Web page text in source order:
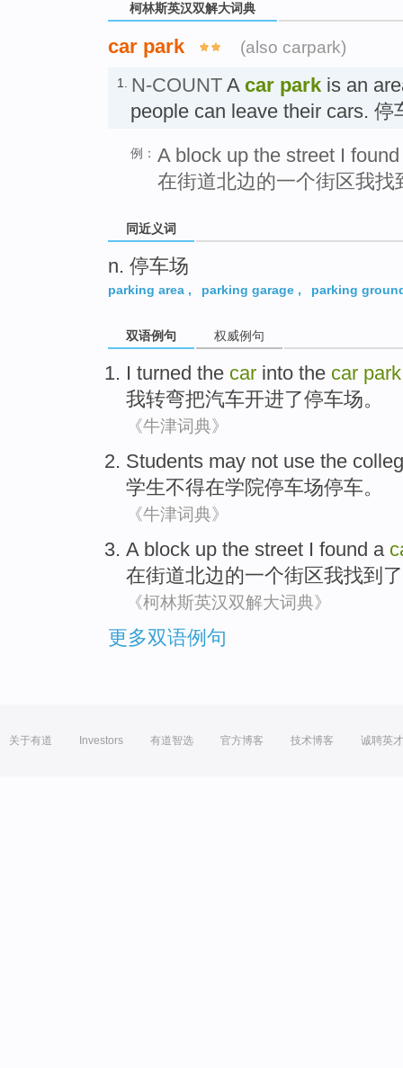
柯林斯英汉双解大词典
car park (also carpark)
1. N-COUNT A car park is an
people can leave their cars.
例： A block up the street I
在街道北边的一个街区我找
同近义词
n. 停车场
parking area , parking garage , parking
双语例句 权威例句
I turned the car into the car park
我转弯把汽车开进了停车场。
《牛津词典》
Students may not use the
学生不得在学院停车场停车。
《牛津词典》
A block up the street I found a
在街道北边的一个街区我找到了
《柯林斯英汉双解大词典》
更多双语例句
关于有道 Investors 有道智选 官方博客 技术博客 诚聘英才